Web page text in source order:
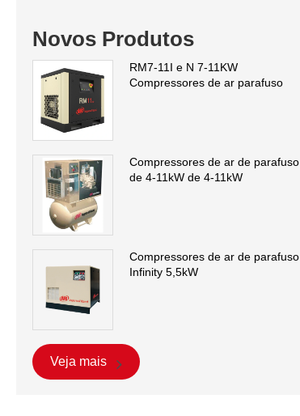
Novos Produtos
RM7-11I e N 7-11KW
Compressores de ar parafuso
Compressores de ar de parafuso
de 4-11kW de 4-11kW
Compressores de ar de parafuso
Infinity 5,5kW
Veja mais